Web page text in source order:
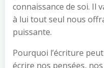
connaissance de soi. Il
à lui tout seul nous
puissante.
Pourquoi l’écriture
écrire nos pensées,